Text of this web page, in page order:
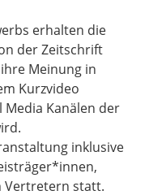
erhalten die
der Zeitschrift
Meinung in
Kurzvideo
Media Kanälen der
inklusive
Vertretern statt.